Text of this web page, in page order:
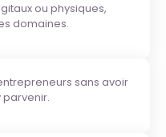
ou physiques,
domaines.
sans avoir